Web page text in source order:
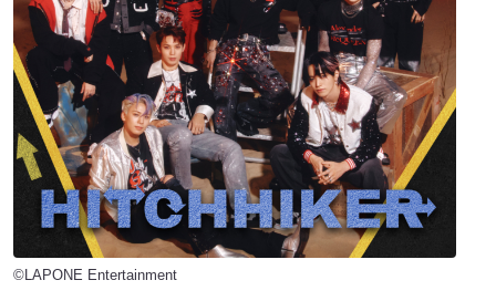
©LAPONE Entertainment